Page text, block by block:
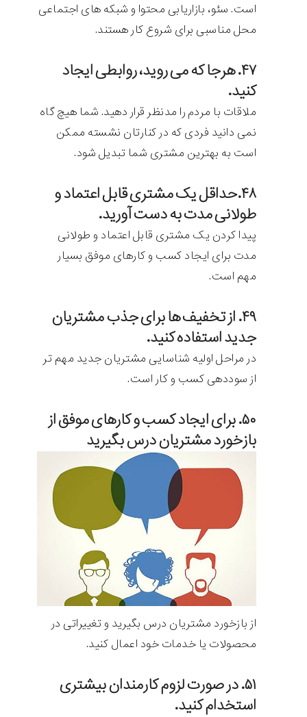
است. سئو، بازاریابی محتوا و شبکه های اجتماعی
محل مناسبی برای شروع کار هستند.
۴۷. هرجا که می روید، روابطی ایجاد
کنید.
ملاقات با مردم را مدنظر قرار دهید. شما هیچ گاه
نمی دانید فردی که در کنارتان نشسته ممکن
است به بهترین مشتری شما تبدیل شود.
۴۸.حداقل یک مشتری قابل اعتماد و
طولانی مدت به دست آورید.
پیدا کردن یک مشتری قابل اعتماد و طولانی
مدت برای ایجاد کسب و کارهای موفق بسیار
مهم است.
۴۹. از تخفیف ها برای جذب مشتریان
جدید استفاده کنید.
در مراحل اولیه شناسایی مشتریان جدید مهم تر
از سوددهی کسب و کار است.
۵۰. برای ایجاد کسب و کارهای موفق از
بازخورد مشتریان درس بگیرید
از بازخورد مشتریان درس بگیرید و تغییراتی در
محصولات یا خدمات خود اعمال کنید.
۵۱. در صورت لزوم کارمندان بیشتری
استخدام کنید.